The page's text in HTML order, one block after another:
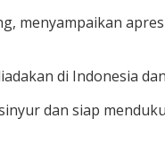
menyampaikan
di Indonesia
dan siap